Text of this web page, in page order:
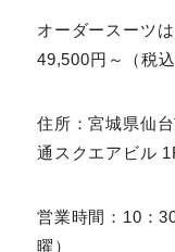
ツにも対応してい
ラードとVノーカ
オーダースーツは
49,500円～（税
住所：宮城県仙
通スクエアビル 1F